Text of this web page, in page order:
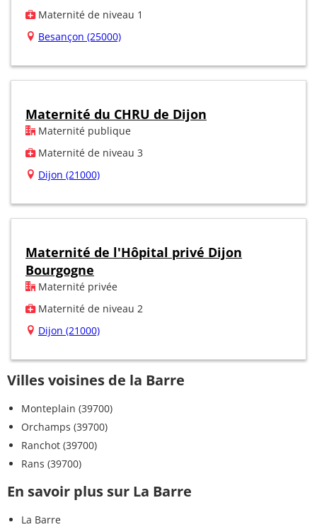
Maternité de niveau 1
Besançon (25000)
Maternité du CHRU de Dijon
Maternité publique
Maternité de niveau 3
Dijon (21000)
Maternité de l'Hôpital privé Dijon
Bourgogne
Maternité privée
Maternité de niveau 2
Dijon (21000)
Villes voisines de la Barre
Monteplain (39700)
Orchamps (39700)
Ranchot (39700)
Rans (39700)
En savoir plus sur La Barre
La Barre